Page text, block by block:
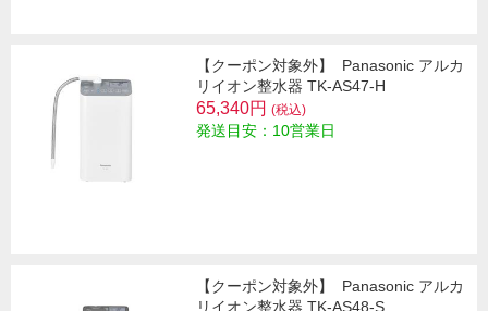
【クーポン対象外】
Panasonic アルカ
リイオン整水器 TK-AS47-H
65,340円 (税込)
発送目安：10営業日
【クーポン対象外】
Panasonic アルカ
リイオン整水器 TK-AS48-S